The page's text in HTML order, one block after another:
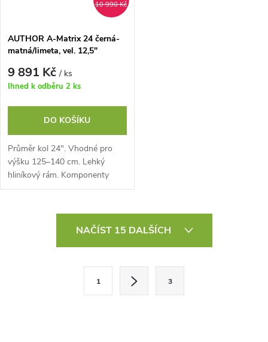
10 990 Kč
AUTHOR A-Matrix 24 černá-
matná/limeta, vel. 12,5"
9 891 Kč/ ks
Ihned k odběru 2 ks
DO KOŠÍKU
Průměr kol 24". Vhodné pro
výšku 125–140 cm. Lehký
hliníkový rám. Komponenty
SHIMANO, 8 rychlostí.
Kvalitní pláště KENDA Aptor,...
NAČÍST 15 DALŠÍCH
1 3